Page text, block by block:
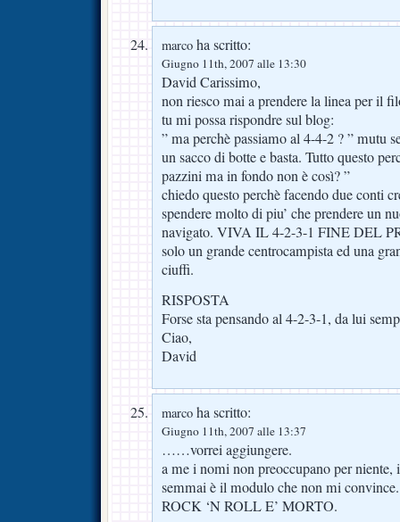
marco ha scritto:
Giugno 11th, 2007 alle 13:30
David Carissimo,
non riesco mai a prendere la linea per il
tu mi possa rispondre sul blog:
” ma perchè passiamo al 4-4-2 ? ” mutu
un sacco di botte e basta. Tutto questo
pazzini ma in fondo non è così? ”
chiedo questo perchè facendo due conti
spendere molto di piu’ che prendere un
navigato. VIVA IL 4-2-3-1 FINE DEL
solo un grande centrocampista ed una
ciuffi.
RISPOSTA
Forse sta pensando al 4-2-3-1, da lui
Ciao,
David
marco ha scritto:
Giugno 11th, 2007 alle 13:37
……vorrei aggiungere.
a me i nomi non preoccupano per niente,
semmai è il modulo che non mi
ROCK ‘N ROLL E’ MORTO.